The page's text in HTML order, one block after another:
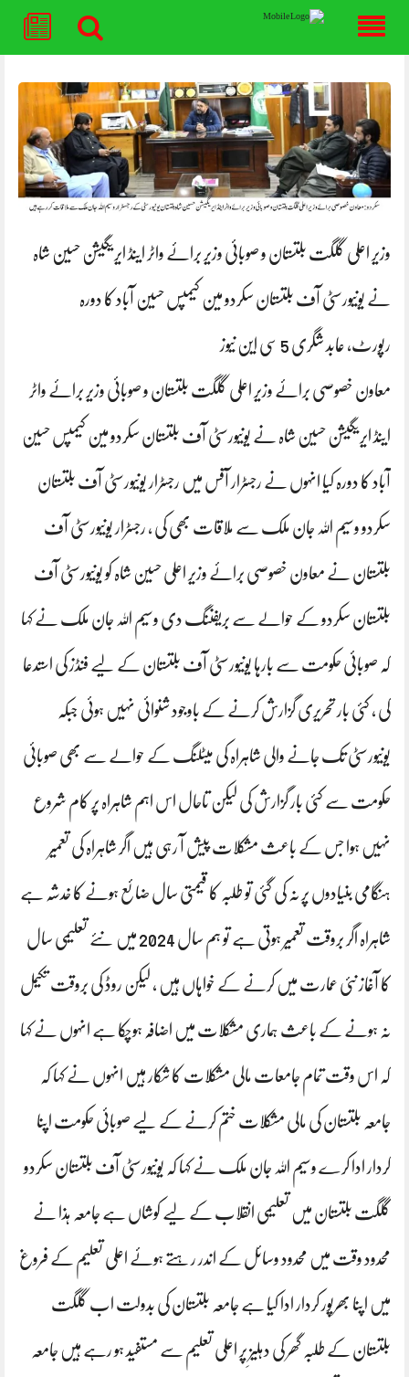
content
وزیر اعلی گلگت بلتستان و صوبائی وزیر برائے واٹر اینڈ ایریگیشن حسین شاہ
نے یونیورسٹی آف بلتستان سکردو مین کیمپس حسین آباد کا دورہ
رپورٹ، عابد شگری 5 سی این نیوز
معاون خصوصی برائے وزیر اعلی گلگت بلتستان و صوبائی وزیر برائے واٹر
اینڈ ایریگیشن حسین شاہ نے یونیورسٹی آف بلتستان سکردو مین کیمپس حسین
آباد کا دورہ کیا انہوں نے رجسٹرار آفس میں رجسٹرار یونیورسٹی آف بلتستان
سکردو وسیم اللہ جان ملک سے ملاقات بھی کی ، رجسٹرار یونیورسٹی آف
بلتستان نے معاون خصوصی برائے وزیر اعلی حسین شاہ کو یونیورسٹی آف
بلتستان سکردو کے حوالے سے بریفننگ دی وسیم اللہ جان ملک نے کہا
کہ صوبائی حکومت سے بارہا یونیورسٹی آف بلتستان کے لیے فنڈز کی استدعا
کی ، کئی بار تحریری گزارش کرنے کے باوجود شنوائی نہیں ہوئی جبکہ
یونیورسٹی تک جانے والی شاہراہ کی میٹلنگ کے حوالے سے بھی صوبائی
حکومت سے کئی بار گزارش کی لیکن تاحال اس اہم شاہراہ پر کام شروع
نہیں ہوا جس کے باعث مشکلات پیش آ رہی ہیں اگر شاہراہ کی تعمیر
ہنگامی بنیادوں پر نہ کی گئی تو طلبہ کا قیمتی سال ضائع ہونے کا خدشہ ہے
شاہراہ اگر بروقت تعمیر ہوتی ہے تو ہم سال 2024 میں نئے تعلیمی سال
کا آغاز نئی عمارت میں کرنے کے خواہاں ہیں ، لیکن روڈ کی بروقت تکیمل
نہ ہونے کے باعث ہماری مشکلات میں اضافہ ہوچکا ہے انہوں نے کہا
کہ اس وقت تمام جامعات مالی مشکلات کا شکار ہیں انہوں نے کہا کہ
جامعہ بلتستان کی مالی مشکلات ختم کرنے کے لیے صوبائی حکومت اپنا
کردار ادا کرے وسیم اللہ جان ملک نے کہا کہ یونیورسٹی آف بلتستان سکردو
گلگت بلتستان میں تعلیمی انقلاب کے لیے کوشاں ہے جامعہ ہذا نے
محدود وقت میں محدود وسائل کے اندر رہتے ہوئے اعلی تعلیم کے فروغ
میں اپنا بھرپور کردار ادا کیا ہے جامعہ بلتستان کی بدولت اب گلگت
بلتستان کے طلبہ گھر کی دہلیزِ پر اعلی تعلیم سے مستفید ہو رہے ہیں جامعہ